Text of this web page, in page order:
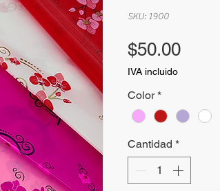
SKU: 1900
$50.00Precio
IVA incluido
Color *
Cantidad *